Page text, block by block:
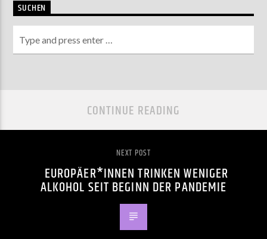
SUCHEN
CONTINUE READING
NEXT POST
EUROPÄER*INNEN TRINKEN WENIGER
ALKOHOL SEIT BEGINN DER PANDEMIE